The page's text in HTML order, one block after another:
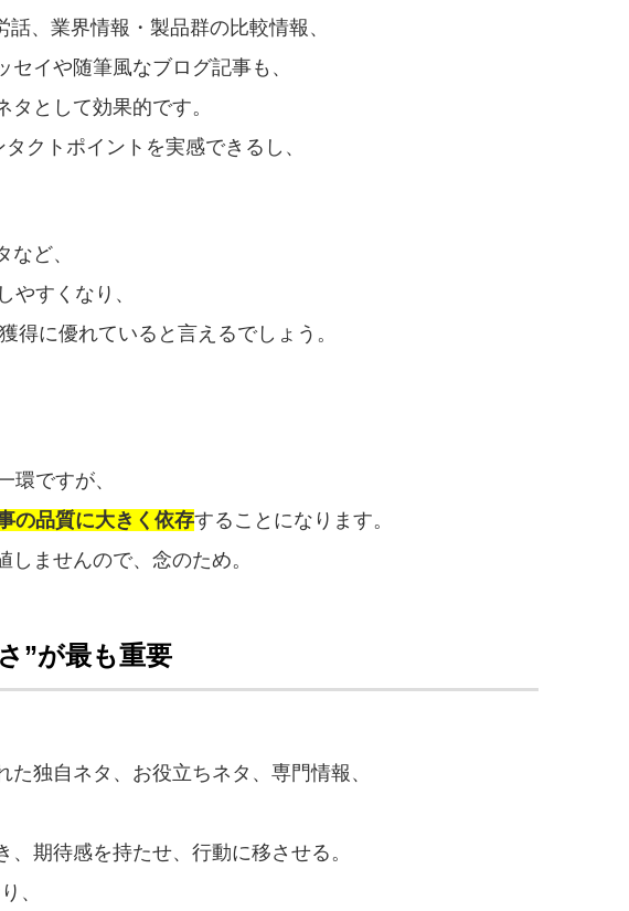
、業界情報・製品群の比較情報、
イや随筆風なブログ記事も、
として効果的です。
クトポイントを実感できるし、
ど、
やすくなり、
得に優れていると言えるでしょう。
環ですが、
の品質に大きく依存することになります。
ませんので、念のため。
”が最も重要
独自ネタ、お役立ちネタ、専門情報、
期待感を持たせ、行動に移させる。
、